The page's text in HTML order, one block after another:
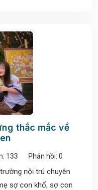
thắc mắc về
133 Phản hồi: 0
nội trú chuyên
sợ con khổ, sợ con